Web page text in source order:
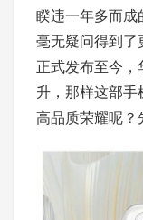
睽违一年多而
毫无疑问得到
正式发布至今
升，那样这部
高品质荣耀呢？